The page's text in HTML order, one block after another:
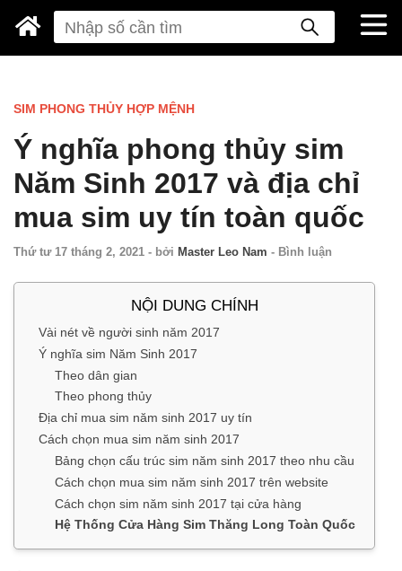
SIM PHONG THỦY HỢP MỆNH
Ý nghĩa phong thủy sim
Năm Sinh 2017 và địa chỉ
mua sim uy tín toàn quốc
Thứ tư 17 tháng 2, 2021 - bởi Master Leo Nam - Bình luận
NỘI DUNG CHÍNH
Vài nét về người sinh năm 2017
Ý nghĩa sim Năm Sinh 2017
Theo dân gian
Theo phong thủy
Địa chỉ mua sim năm sinh 2017 uy tín
Cách chọn mua sim năm sinh 2017
Bảng chọn cấu trúc sim năm sinh 2017 theo nhu cầu
Cách chọn mua sim năm sinh 2017 trên website
Cách chọn sim năm sinh 2017 tại cửa hàng
Hệ Thống Cửa Hàng Sim Thăng Long Toàn Quốc